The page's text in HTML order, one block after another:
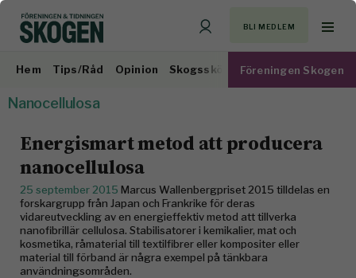
BLI MEDLEM
Hem Tips/Råd Opinion Skogsskötsel Virkesmarknad
Föreningen Skogen
Nanocellulosa
Energismart metod att producera
nanocellulosa
25 september 2015 Marcus Wallenbergpriset 2015 tilldelas en
forskargrupp från Japan och Frankrike för deras
vidareutveckling av en energieffektiv metod att tillverka
nanofibrillär cellulosa. Stabilisatorer i kemikalier, mat och
kosmetika, råmaterial till textilfibrer eller kompositer eller
material till förband är några exempel på tänkbara
användningsområden.